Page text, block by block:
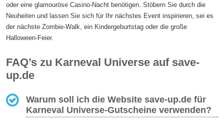
oder eine glamouröse Casino-Nacht benötigen. Stöbern Sie durch die
Neuheiten und lassen Sie sich für Ihr nächstes Event inspirieren, sei es
der nächste Zombie-Walk, ein Kindergeburtstag oder die große
Halloween-Feier.
FAQ’s zu Karneval Universe auf save-
up.de
Warum soll ich die Website save-up.de für
Karneval Universe-Gutscheine verwenden?